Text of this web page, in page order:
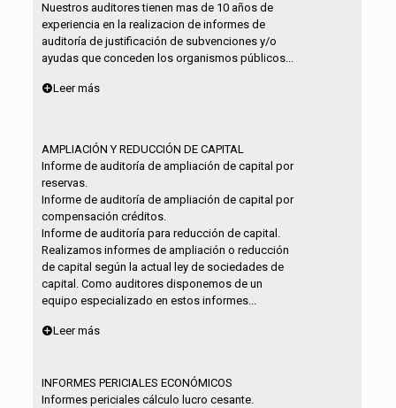
Nuestros auditores tienen mas de 10 años de
experiencia en la realizacion de informes de
auditoría de justificación de subvenciones y/o
ayudas que conceden los organismos públicos...
Leer más
AMPLIACIÓN Y REDUCCIÓN DE CAPITAL
Informe de auditoría de ampliación de capital por
reservas.
Informe de auditoría de ampliación de capital por
compensación créditos.
Informe de auditoría para reducción de capital.
Realizamos informes de ampliación o reducción
de capital según la actual ley de sociedades de
capital. Como auditores disponemos de un
equipo especializado en estos informes...
Leer más
INFORMES PERICIALES ECONÓMICOS
Informes periciales cálculo lucro cesante.